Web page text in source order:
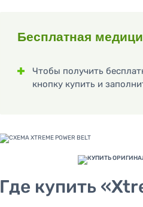
Бесплатная
Чтобы получить
кнопку купить и
Где купить